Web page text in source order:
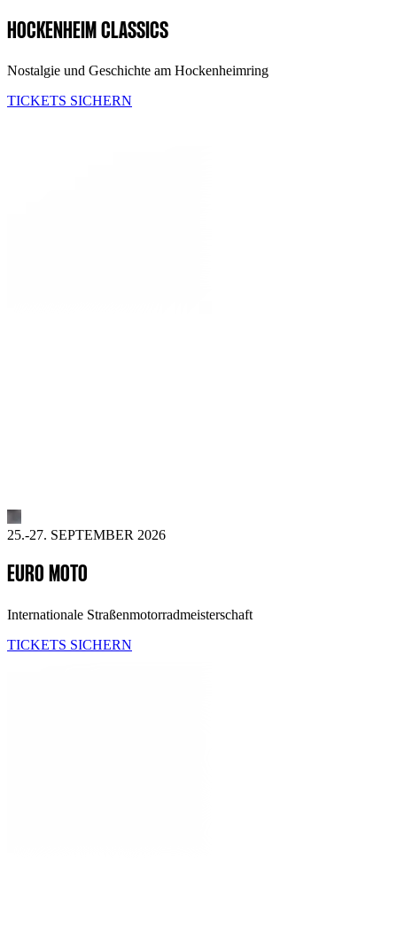
HOCKENHEIM CLASSICS
Nostalgie und Geschichte am Hockenheimring
TICKETS SICHERN
25.-27. SEPTEMBER 2026
EURO MOTO
Internationale Straßenmotorradmeisterschaft
TICKETS SICHERN